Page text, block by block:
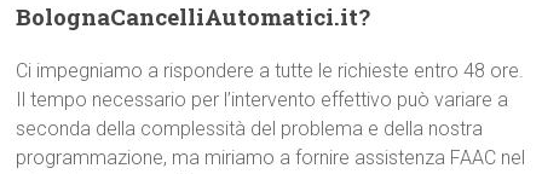
BolognaCancelliAutomatici.it?
Ci impegniamo a rispondere a tutte le richieste entro 48 ore.
Il tempo necessario per l’intervento effettivo può variare a
seconda della complessità del problema e della nostra
programmazione, ma miriamo a fornire assistenza FAAC nel